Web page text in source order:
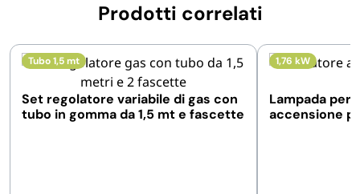
Prodotti correlati
Tubo 1,5 mt
Set regolatore variabile di gas con
tubo in gomma da 1,5 mt e fascette
1,76 kW
Lampada per
accensione